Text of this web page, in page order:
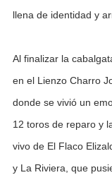
llena de identidad y
Al finalizar la
en el Lienzo Charro
donde se vivió un
12 toros de reparo y
vivo de El Flaco
y La Riviera, que